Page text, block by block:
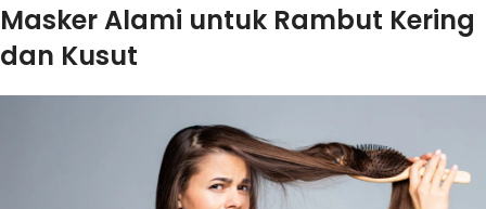
Masker Alami untuk Rambut Kering
dan Kusut